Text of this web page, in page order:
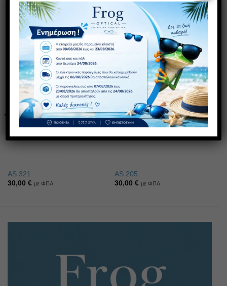
ευελιξία και το χαμηλό του βάρος.
ΣΧΕΤΙΚΆ ΠΡΟΪΌΝΤΑ
Πρόσθήκη
στην λίστα
επιθυμιών
AS 321
30,00 € με ΦΠΑ
ΠΡΟΣΦΟΡΑ
1+1 ΔΩΡΟ
Πρόσθήκη
στην λίστα
επιθυμιών
AS 205
30,00€ με ΦΠΑ